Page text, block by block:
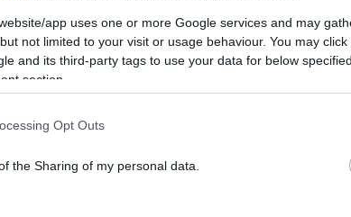
app uses one or more Google services and may
not limited to your visit or usage behaviour. You may
and its third-party tags to use your data for below
section.
Opt Outs
the Sharing of my personal data.